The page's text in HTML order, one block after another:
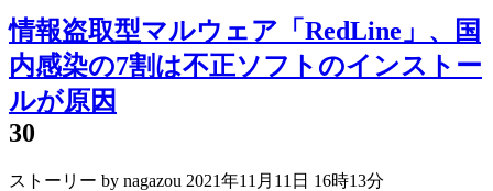
情報盗取型マルウェア「RedLine」、国
内感染の7割は不正ソフトのインストー
ルが原因
30
ストーリー by nagazou 2021年11月11日 16時13分